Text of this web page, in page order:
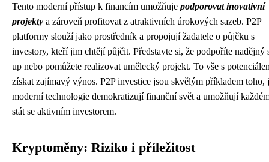
Tento moderní přístup k financím umožňuje podporovat inovativní
projekty a zároveň profitovat z atraktivních úrokových sazeb. P2P
platformy slouží jako prostředník a propojují žadatele o půjčku s
investory, kteří jim chtějí půjčit. Představte si, že podpoříte nadějný
up nebo pomůžete realizovat umělecký projekt. To vše s
získat zajímavý výnos. P2P investice jsou skvělým příkladem toho,
moderní technologie demokratizují finanční svět a umožňují
stát se aktivním investorem.
Kryptoměny: Riziko i příležitost